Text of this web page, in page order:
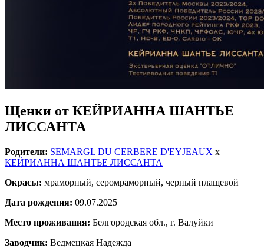
Щенки от КЕЙРИАННА ШАНТЬЕ
ЛИССАНТА
Родители: SEMARGL DU CERBERE D'EYJEAUX x
КЕЙРИАННА ШАНТЬЕ ЛИССАНТА
Окрасы: мраморный, серомраморный, черный плащевой
Дата рождения: 09.07.2025
Место проживания: Белгородская обл., г. Валуйки
Заводчик: Ведмецкая Надежда